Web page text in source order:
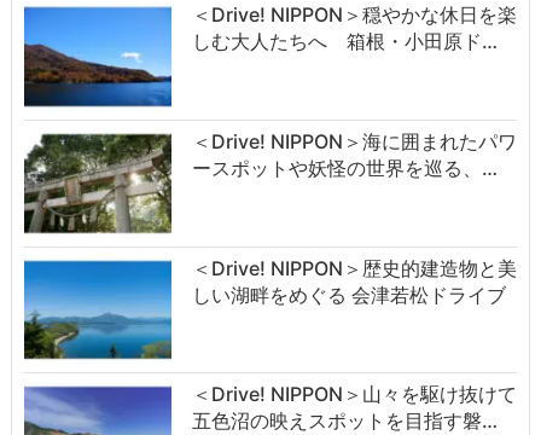
＜Drive! NIPPON＞穏やかな休日を楽
しむ大人たちへ 箱根・小田原ド…
＜Drive! NIPPON＞海に囲まれたパワ
ースポットや妖怪の世界を巡る、…
＜Drive! NIPPON＞歴史的建造物と美
しい湖畔をめぐる 会津若松ドライブ
＜Drive! NIPPON＞山々を駆け抜けて
五色沼の映えスポットを目指す磐…